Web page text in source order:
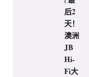
后2
天！
澳洲
JB
Hi-
Fi大